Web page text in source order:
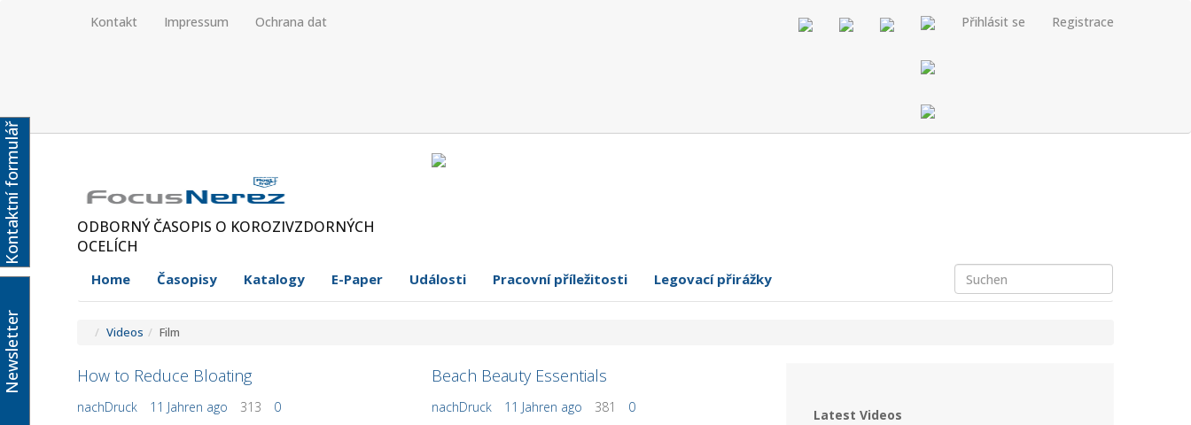
Kontakt Impressum Ochrana dat Přihlásit se Registrace
ODBORNÝ ČASOPIS O KOROZIVZDORNÝCH
OCELÍCH
Home Časopisy Katalogy E-Paper Události Pracovní příležitosti Legovací přirážky
Videos Film
How to Reduce Bloating
nachDruck 11 Jahren ago 313 0
Beach Beauty Essentials
nachDruck 11 Jahren ago 381 0 Latest Videos
Newsletter
Kontaktní formulář